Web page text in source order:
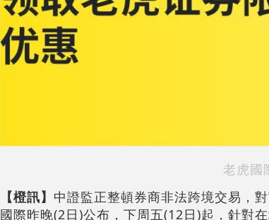
老虎國
【橙訊】 中證監正整頓券商非法跨境交易，
國際昨晚(2日)公布，下周五(12日)起，針對